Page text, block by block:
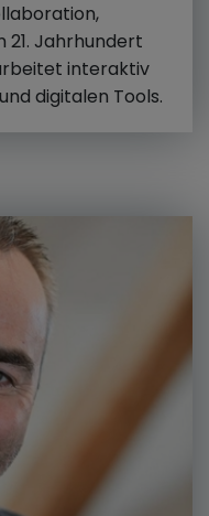
21. Jahrhundert
interaktiv
digitalen Tools.